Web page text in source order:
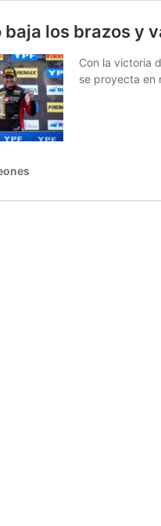
baja los brazos y
Con la victoria
se proyecta en